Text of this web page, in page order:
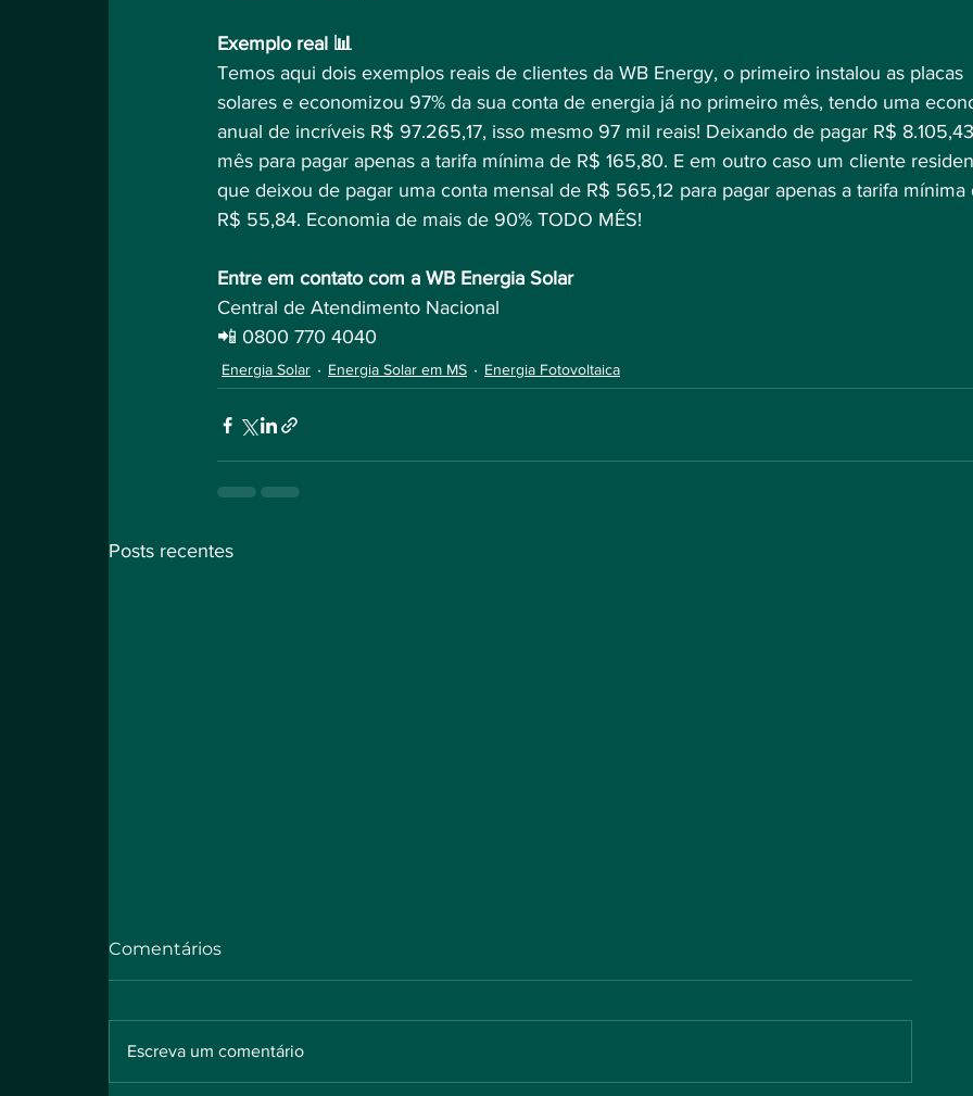
Exemplo real 📊⠀
Temos aqui dois exemplos reais de clientes da WB Energy, o primeiro instalou as placas
solares e economizou 97% da sua conta de energia já no primeiro mês, tendo uma
anual de incríveis R$ 97.265,17, isso mesmo 97 mil reais! Deixando de pagar R$
mês para pagar apenas a tarifa mínima de R$ 165,80. E em outro caso um cliente
que deixou de pagar uma conta mensal de R$ 565,12 para pagar apenas a tarifa
R$ 55,84. Economia de mais de 90% TODO MÊS!
Entre em contato com a WB Energia Solar
Central de Atendimento Nacional
📲 0800 770 4040
Energia Solar Energia Solar em MS Energia Fotovoltaica
Posts recentes
Comentários
Escreva um comentário